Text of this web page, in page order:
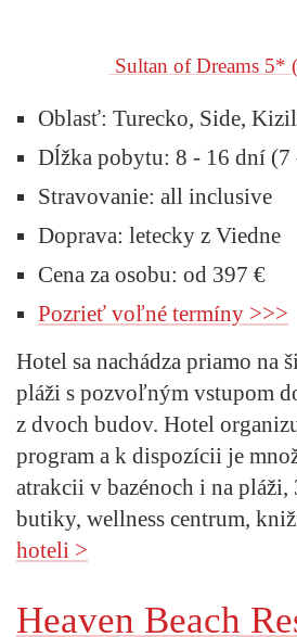
Sultan of Dreams 5*
Oblasť: Turecko, Side,
Dĺžka pobytu: 8 - 16 dní (7
Stravovanie: all inclusive
Doprava: letecky z Viedne
Cena za osobu: od 397 €
Pozrieť voľné termíny >>>
Hotel sa nachádza priamo na
pláži s pozvoľným vstupom
z dvoch budov. Hotel
program a k dispozícii je
atrakcii v bazénoch i na pláži,
butiky, wellness centrum,
hoteli >
Heaven Beach